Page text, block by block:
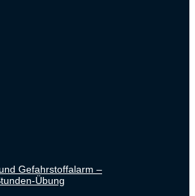
Gefahrstoffalarm –
Übung